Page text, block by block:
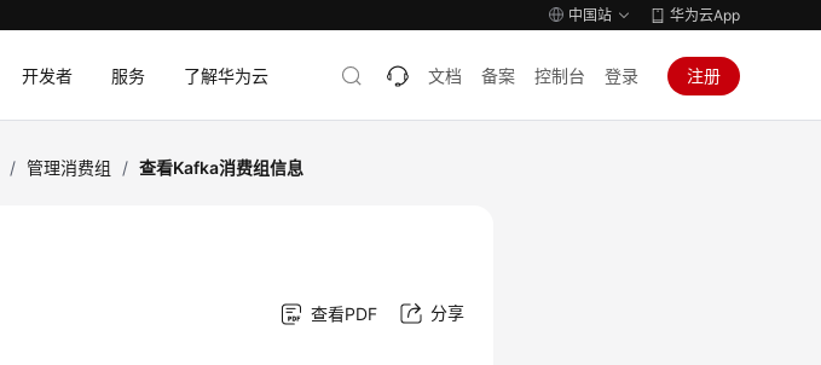
中国站 华为云App
开发者 服务 了解华为云 文档 备案 控制台 登录 注册
/ 管理消费组 / 查看Kafka消费组信息
查看PDF 分享